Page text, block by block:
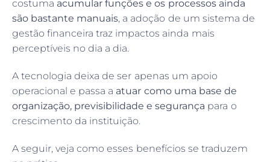
costuma acumular funções e os processos ainda
são bastante manuais, a adoção de um sistema de
gestão financeira traz impactos ainda mais
perceptíveis no dia a dia.
A tecnologia deixa de ser apenas um apoio
operacional e passa a atuar como uma base de
organização, previsibilidade e segurança para o
crescimento da instituição.
A seguir, veja como esses benefícios se traduzem